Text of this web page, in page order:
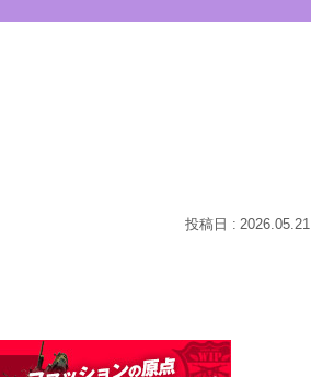
2026.05.21